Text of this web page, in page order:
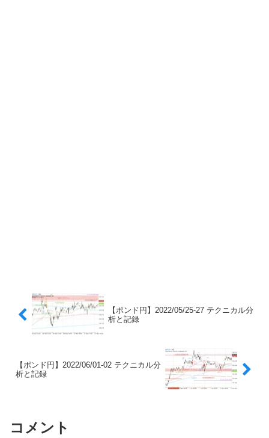
【ポンド円】2022/05/25-27 テクニカル分
析と記録
【ポンド円】2022/06/01-02 テクニカル分
析と記録
コメント